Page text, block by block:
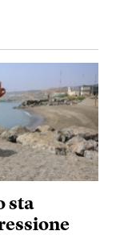
sta